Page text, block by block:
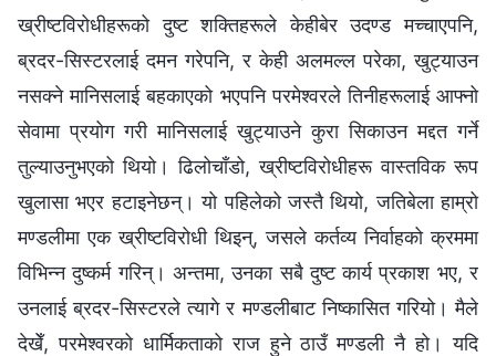
ख्रीष्टविरोधीहरूको दुष्ट शक्तिहरूले केहीबेर उदण्ड मच्चाएपनि,
ब्रदर-सिस्टरलाई दमन गरेपनि, र केही अलमल्ल परेका, खुट्याउन
नसक्ने मानिसलाई बहकाएको भएपनि परमेश्‍वरले तिनीहरूलाई आफ्नो
सेवामा प्रयोग गरी मानिसलाई खुट्याउने कुरा सिकाउन मद्दत गर्ने
तुल्याउनुभएको थियो। ढिलोचाँडो, ख्रीष्टविरोधीहरू वास्तविक रूप
खुलासा भएर हटाइनेछन्। यो पहिलेको जस्तै थियो, जतिबेला हाम्रो
मण्डलीमा एक ख्रीष्टविरोधी थिइन्, जसले कर्तव्य निर्वाहको क्रममा
विभिन्न दुष्कर्म गरिन्। अन्तमा, उनका सबै दुष्ट कार्य प्रकाश भए, र
उनलाई ब्रदर-सिस्टरले त्यागे र मण्डलीबाट निष्कासित गरियो। मैले
देखेँ, परमेश्‍वरको धार्मिकताको राज हुने ठाउँ मण्डली नै हो। यदि